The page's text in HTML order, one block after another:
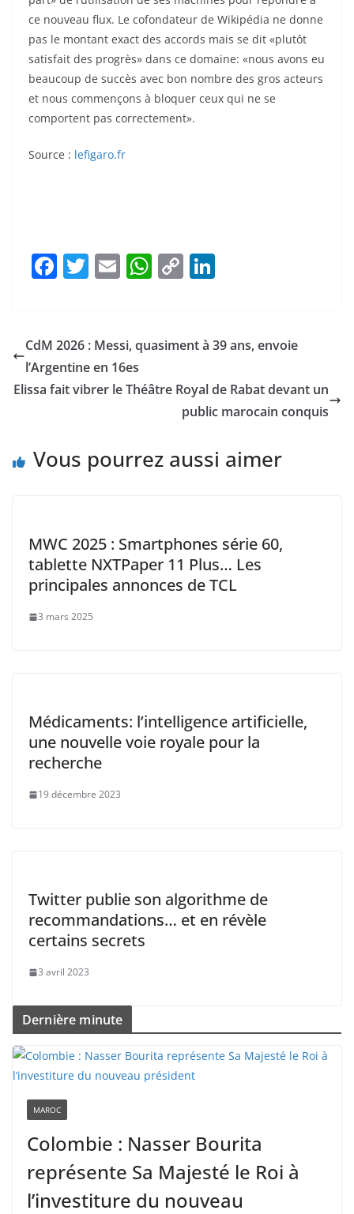
ce nouveau flux. Le cofondateur de Wikipédia ne donne
pas le montant exact des accords mais se dit «plutôt
satisfait des progrès» dans ce domaine: «nous avons eu
beaucoup de succès avec bon nombre des gros acteurs
et nous commençons à bloquer ceux qui ne se
comportent pas correctement».
Source : lefigaro.fr
F
e
b
o
T
er
E
l
W
s
p
C
y
n
k
e
n
CdM 2026 : Messi, quasiment à 39 ans, envoie
l’Argentine en 16es
Elissa fait vibrer le Théâtre Royal de Rabat devant un
public marocain conquis
Vous pourrez aussi aimer
MWC 2025 : Smartphones série 60,
tablette NXTPaper 11 Plus… Les
principales annonces de TCL
3 mars 2025
Médicaments: l’intelligence artificielle,
une nouvelle voie royale pour la
recherche
19 décembre 2023
Twitter publie son algorithme de
recommandations… et en révèle
certains secrets
3 avril 2023
Dernière minute
MAROC
Colombie : Nasser Bourita
représente Sa Majesté le Roi à
l’investiture du nouveau